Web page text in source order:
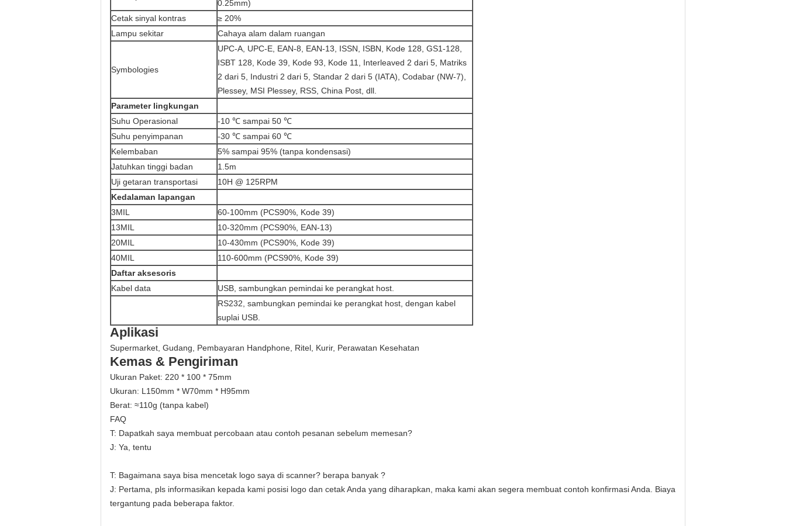
0.25mm)
Cetak sinyal kontras
≥ 20%
Lampu sekitar
Cahaya alam dalam ruangan
Symbologies
UPC-A, UPC-E, EAN-8, EAN-13, ISSN, ISBN, Kode 128, GS1-128,
ISBT 128, Kode 39, Kode 93, Kode 11, Interleaved 2 dari 5, Matriks
2 dari 5, Industri 2 dari 5, Standar 2 dari 5 (IATA), Codabar (NW-7),
Plessey, MSI Plessey, RSS, China Post, dll.
Parameter lingkungan
Suhu Operasional
-10 ℃ sampai 50 ℃
Suhu penyimpanan
-30 ℃ sampai 60 ℃
Kelembaban
5% sampai 95% (tanpa kondensasi)
Jatuhkan tinggi badan
1.5m
Uji getaran transportasi
10H @ 125RPM
Kedalaman lapangan
3MIL
60-100mm (PCS90%, Kode 39)
13MIL
10-320mm (PCS90%, EAN-13)
20MIL
10-430mm (PCS90%, Kode 39)
40MIL
110-600mm (PCS90%, Kode 39)
Daftar aksesoris
Kabel data
USB, sambungkan pemindai ke perangkat host.
RS232, sambungkan pemindai ke perangkat host, dengan kabel
suplai USB.
Aplikasi
Supermarket, Gudang, Pembayaran Handphone, Ritel, Kurir, Perawatan Kesehatan
Kemas & Pengiriman
Ukuran Paket: 220 * 100 * 75mm
Ukuran: L150mm * W70mm * H95mm
Berat: ≈110g (tanpa kabel)
FAQ
T: Dapatkah saya membuat percobaan atau contoh pesanan sebelum memesan?
J: Ya, tentu
T: Bagaimana saya bisa mencetak logo saya di scanner? berapa banyak ?
J: Pertama, pls informasikan kepada kami posisi logo dan cetak Anda yang diharapkan, maka kami akan segera membuat contoh konfirmasi Anda. Biaya
tergantung pada beberapa faktor.